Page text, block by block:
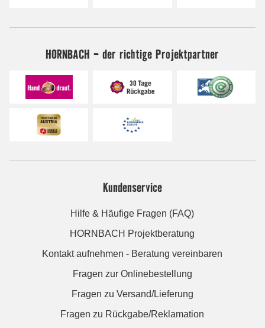
HORNBACH - der richtige Projektpartner
Kundenservice
Hilfe & Häufige Fragen (FAQ)
HORNBACH Projektberatung
Kontakt aufnehmen - Beratung vereinbaren
Fragen zur Onlinebestellung
Fragen zu Versand/Lieferung
Fragen zu Rückgabe/Reklamation